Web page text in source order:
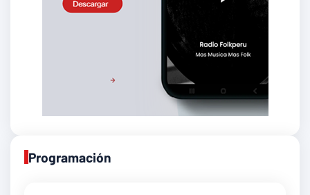
Programación